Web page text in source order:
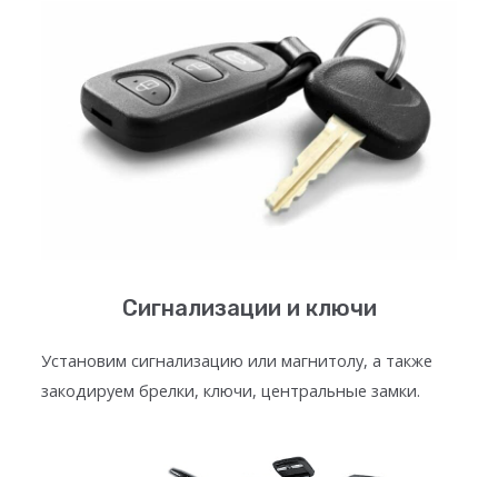
Сигнализации и ключи
Установим сигнализацию или магнитолу, а также
закодируем брелки, ключи, центральные замки.